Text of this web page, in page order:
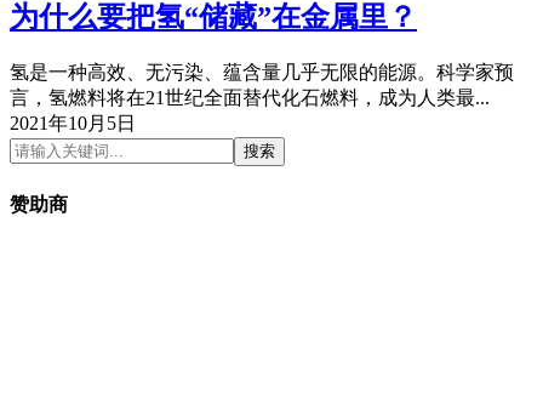
为什么要把氢“储藏”在金属里？
氢是一种高效、无污染、蕴含量几乎无限的能源。科学家预
言，氢燃料将在21世纪全面替代化石燃料，成为人类最...
2021年10月5日
搜索
赞助商